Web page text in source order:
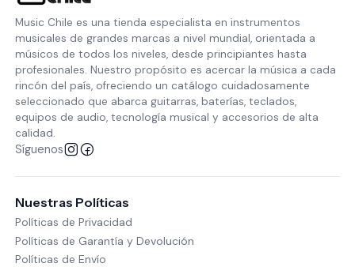
Music Chile es una tienda especialista en instrumentos
musicales de grandes marcas a nivel mundial, orientada a
músicos de todos los niveles, desde principiantes hasta
profesionales. Nuestro propósito es acercar la música a cada
rincón del país, ofreciendo un catálogo cuidadosamente
seleccionado que abarca guitarras, baterías, teclados,
equipos de audio, tecnología musical y accesorios de alta
calidad.
Síguenos
Nuestras Políticas
Políticas de Privacidad
Políticas de Garantía y Devolución
Políticas de Envío